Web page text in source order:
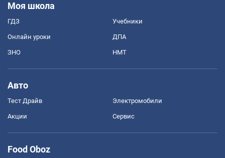
Моя школа
ГДЗ Учебники
Онлайн уроки ДПА
ЗНО НМТ
Авто
Тест Драйв Электромобили
Акции Сервис
Food Oboz